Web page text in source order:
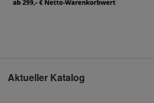
Aktueller Katalog